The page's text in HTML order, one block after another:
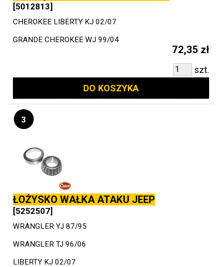
[5012813]
CHEROKEE LIBERTY KJ 02/07
GRANDE CHEROKEE WJ 99/04
72,35 zł
szt.
DO KOSZYKA
3
ŁOŻYSKO WAŁKA ATAKU JEEP
[5252507]
WRANGLER YJ 87/95
WRANGLER TJ 96/06
LIBERTY KJ 02/07